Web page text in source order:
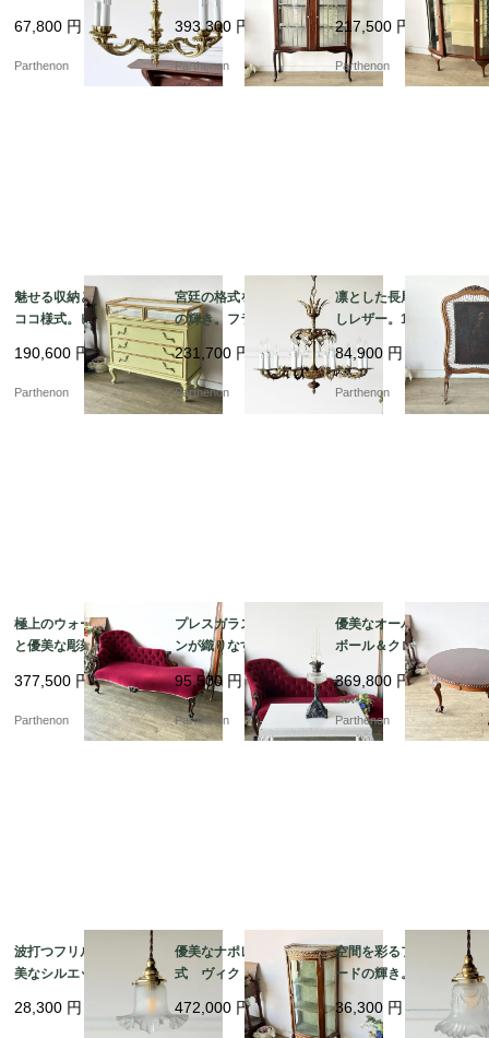
に彩るペンダント照
明。クラシカルな雰囲
気を演出する5灯シャン
67,800 円
Parthenon
うマホガニーガラスキ
ャビネット【k107】
393,300 円
Parthenon
ンティーク・ガラスキ
ャビネット（飾り棚）
【k150】
217,500 円
Parthenon
魅せる収納と優美なロ
ココ様式。ピスタチオ
グリーンの引き出し式
ガラスショーケース付
き 3段チェスト【fo25
190,600 円
Parthenon
宮廷の格式を纏う10灯
の輝き。フランスアン
ティークの重厚な真鍮
製大型クリスタルシャ
ンデリア【sy468】
231,700 円
Parthenon
凛とした長尾鳥の型押
しレザー。19世紀末フ
レンチアンティークの
木製ファイアースクリ
ーン【8555】
84,900 円
Parthenon
極上のウォールナット
と優美な彫刻の芸術。1
9世紀末の風格を纏うア
ンティーク・シェーズ
ロング（ソファ）【c3
377,500 円
Parthenon
プレスガラスとアイア
ンが織りなす重厚な佇
まい。元オイルランプ
の趣を残したスタンド
ランプ【03430】
95,500 円
Parthenon
優美なオーバル天板と
ボール＆クロウ脚のエ
クステンションテーブ
ル 緻密な彫刻が施され
た格調高い佇まい【t32
6】
369,800 円
Parthenon
波打つフリルが描く優
美なシルエット。繊細
なリブ紋様が光を拡散
するフロストガラス・
28,300 円
優美なナポレオン3世様
式 ヴィクトリア時代
の空気を今に伝えるデ
ィスプレイキャビネッ
472,000 円
空間を彩るフリルシェ
ードの輝き。優美なガ
ーランド装飾が浮かび
上がるフロストガラ
36,300 円